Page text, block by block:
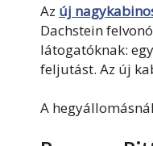
Az új
Dachstein
látogatóknak:
feljutást. Az új
A